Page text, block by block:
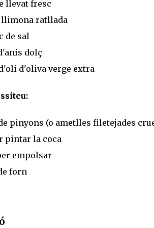
llevat fresc
llimona ratllada
de sal
dolç
d'oliva verge extra
pinyons (o ametlles filetejades
pintar la coca
empolsar
forn